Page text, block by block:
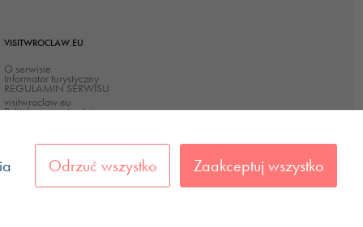
VISITWROCLAW.EU
O serwisie
Informator turystyczny
REGULAMIN SERWISU
visitwroclaw.eu
Polityka prywatności
Odrzuć wszystko Zaakceptuj wszystko